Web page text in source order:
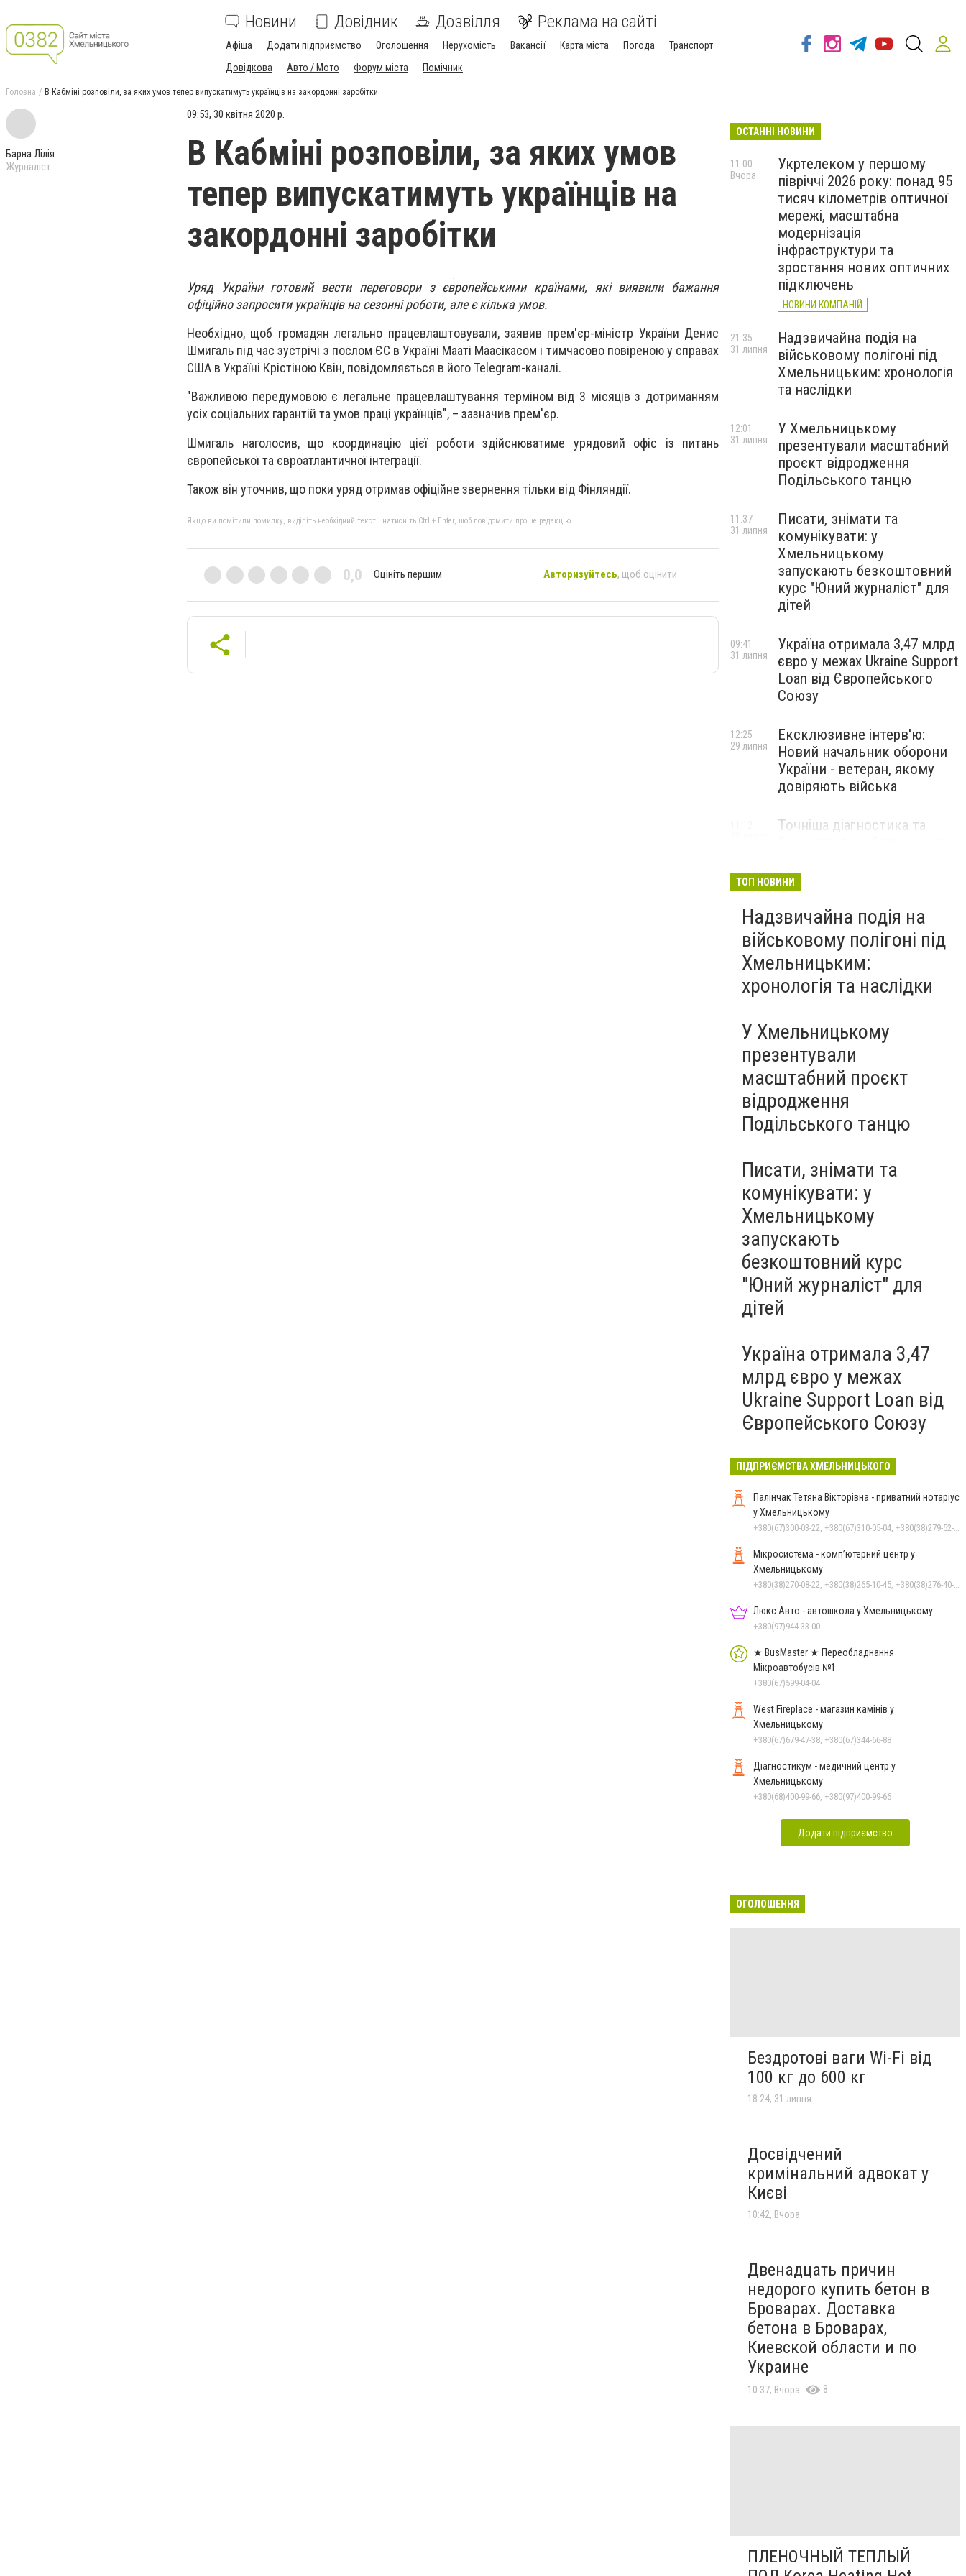
Новини Довідник Дозвілля Реклама на сайті
Афіша Додати підприємство Оголошення Нерухомість Вакансії Карта міста Погода
Транспорт
Довідкова
Авто / Мото Форум міста Помічник
Головна В Кабміні розповіли, за яких умов тепер випускатимуть українців на закордонні заробітки
Барна Лілія
Журналіст
09:53, 30 квітня 2020 р.
В Кабміні розповіли, за яких умов
тепер випускатимуть українців на
закордонні заробітки
Уряд України готовий вести переговори з європейськими країнами, які виявили бажання
офіційно запросити українців на сезонні роботи, але є кілька умов.
Необхідно, щоб громадян легально працевлаштовували, заявив прем'єр-міністр України Денис
Шмигаль під час зустрічі з послом ЄС в Україні Мааті Маасікасом і тимчасово повіреною у справах
США в Україні Крістіною Квін, повідомляється в його Telegram-каналі.
"Важливою передумовою є легальне працевлаштування терміном від 3 місяців з дотриманням
усіх соціальних гарантій та умов праці українців", – зазначив прем'єр.
Шмигаль наголосив, що координацію цієї роботи здійснюватиме урядовий офіс із питань
європейської та євроатлантичної інтеграції.
Також він уточнив, що поки уряд отримав офіційне звернення тільки від Фінляндії.
Якщо ви помітили помилку, виділіть необхідний текст і натисніть Ctrl + Enter, щоб повідомити про це редакцію
0,0 Оцініть першим Авторизуйтесь, щоб оцінити
ОСТАННІ НОВИНИ
Укртелеком у першому
півріччі 2026 року: понад 95
тисяч кілометрів оптичної
мережі, масштабна
модернізація
інфраструктури та
зростання нових оптичних
підключень
НОВИНИ КОМПАНІЙ
11:00
Вчора
Надзвичайна подія на
військовому полігоні під
Хмельницьким: хронологія
та наслідки
21:35
31 липня
У Хмельницькому
презентували масштабний
проєкт відродження
Подільського танцю
12:01
31 липня
Писати, знімати та
комунікувати: у
Хмельницькому
запускають безкоштовний
курс "Юний журналіст" для
дітей
11:37
31 липня
Україна отримала 3,47 млрд
євро у межах Ukraine Support
Loan від Європейського
Союзу
09:41
31 липня
Ексклюзивне інтерв'ю:
Новий начальник оборони
України - ветеран, якому
довіряють війська
12:25
29 липня
Точніша діагностика та
протипухлинному центрі
запрацював новий
томограф
Паперовий флот замість
Чорноморського: як реальні
втрати Росії перетворилися
на дитячу аплікацію
23:42
27 липня
ТОП НОВИНИ
Надзвичайна подія на
військовому полігоні під
Хмельницьким:
хронологія та наслідки
У Хмельницькому
презентували
масштабний проєкт
відродження
Подільського танцю
Писати, знімати та
комунікувати: у
Хмельницькому
запускають
безкоштовний курс
"Юний журналіст" для
дітей
Україна отримала 3,47
млрд євро у межах
Ukraine Support Loan від
Європейського Союзу
ПІДПРИЄМСТВА ХМЕЛЬНИЦЬКОГО
Палінчак Тетяна Вікторівна - приватний нотаріус
у Хмельницькому
+380(67)300-03-22, +380(67)310-05-04, +380(38)279-52-33
Мікросистема - комп’ютерний центр у
Хмельницькому
+380(38)270-08-22, +380(38)265-10-45, +380(38)276-40-56, +380(38)270-08-23
Люкс Авто - автошкола у Хмельницькому
+380(97)944-33-00
★ BusMaster ★ Переобладнання
Мікроавтобусів №1
+380(67)599-04-04
West Fireplace - магазин камінів у
Хмельницькому
+380(67)679-47-38, +380(67)344-66-88
Діагностикум - медичний центр у
Хмельницькому
+380(68)400-99-66, +380(97)400-99-66
Додати підприємство
ОГОЛОШЕННЯ
Бездротові ваги Wi-Fi від
100 кг до 600 кг
18:24, 31 липня
Досвідчений
кримінальний адвокат у
Києві
10:42, Вчора
Двенадцать причин
недорого купить бетон в
Броварах. Доставка
бетона в Броварах,
Киевской области и по
Украине
10:37, Вчора 8
ПЛЕНОЧНЫЙ ТЕПЛЫЙ